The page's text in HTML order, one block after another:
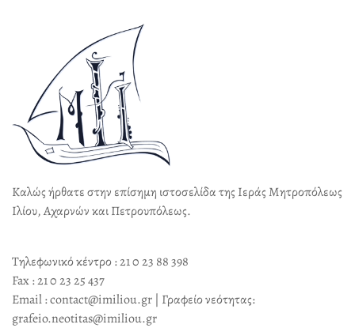
Καλώς ήρθατε στην επίσημη ιστοσελίδα της Ιεράς Μητροπόλεως
Ιλίου, Αχαρνών και Πετρουπόλεως.
Τηλεφωνικό κέντρο : 21 0 23 88 398
Fax : 21 0 23 25 437
Email : contact@imiliou.gr | Γραφείο νεότητας:
grafeio.neotitas@imiliou.gr